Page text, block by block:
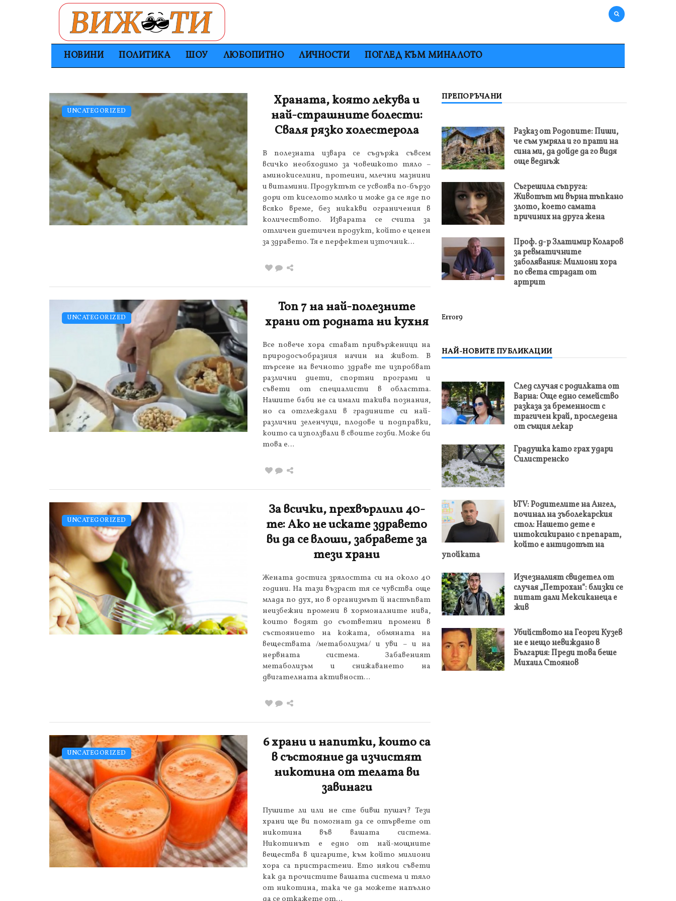
НОВИНИ ПОЛИТИКА ШОУ ЛЮБОПИТНО ЛИЧНОСТИ ПОГЛЕД КЪМ МИНАЛОТО
UNCATEGORIZED
Храната, която лекува и
най-страшните болести:
Сваля рязко холестерола
В полезната извара се съдържа съвсем
всичко необходимо за човешкото тяло –
аминокиселини, протеини, млечни мазнини
и витамини. Продуктът се усвоява по-бързо
дори от киселото мляко и може да се яде по
всяко време, без никакви ограничения в
количеството. Изварата се счита за
отличен диетичен продукт, който е ценен
за здравето. Тя е перфектен източник…
UNCATEGORIZED
Топ 7 на най-полезните
храни от родната ни кухня
Все повече хора стават привърженици на
природосъобразния начин на живот. В
търсене на вечното здраве те изпробват
различни диети, спортни програми и
съвети от специалисти в областта.
Нашите баби не са имали такива познания,
но са отглеждали в градините си най-
различни зеленчуци, плодове и подправки,
които са използвали в своите гозби. Може би
това е…
UNCATEGORIZED
За всички, прехвърлили 40-
те: Ако не искате здравето
ви да се влоши, забравете за
тези храни
Жената достига зрялостта си на около 40
години. На тази възраст тя се чувства още
млада по дух, но в организмът й настъпват
неизбежни промени в хормоналните нива,
които водят до съответни промени в
състоянието на кожата, обмяната на
веществата /метаболизма/ и уви – и на
нервната система. Забавеният
метаболизъм и снижаването на
двигателната активност…
UNCATEGORIZED
6 храни и напитки, които са
в състояние да изчистят
никотина от телата ви
завинаги
Пушите ли или не сте бивш пушач? Тези
храни ще ви помогнат да се отървете от
никотина във вашата система.
Никотинът е едно от най-мощните
вещества в цигарите, към който милиони
хора са пристрастени. Ето някои съвети
как да прочистите вашата система и тяло
от никотина, така че да можете напълно
ПРЕПОРЪЧАНИ
Разказ от Родопите: Пиши,
че съм умряла и го прати на
сина ми, да дойде да го видя
още веднъж
Съгрешила съпруга:
Животът ми върна тъпкано
злото, което самата
причиних на друга жена
Проф. д-р Златимир Коларов
за ревматичните
заболявания: Милиони хора
по света страдат от
артрит
Error9
НАЙ-НОВИТЕ ПУБЛИКАЦИИ
След случая с родилката от
Варна: Още едно семейство
разказа за бременност с
трагичен край, проследена
от същия лекар
Градушка като грах удари
Силистренско
bTV: Родителите на Ангел,
починал на зъболекарския
стол: Нашето дете е
интоксикирано с препарат,
който е антидотът на
упойката
Изчезналият свидетел от
случая „Петрохан“: близки се
питат дали Мексиканеца е
жив
Убийството на Георги Кузев
не е нещо невиждано в
България: Преди това беше
Михаил Стоянов